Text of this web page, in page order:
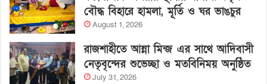
বৌদ্ধ বিহারে হামলা, মূর্তি ও ঘর ভাঙচুর
August 1, 2026
রাজশাহীতে আন্না মিন্জ এর সাথে আদিবাসী
নেতৃবৃন্দের শুভেচ্ছা ও মতবিনিময় অনুষ্ঠিত
July 31, 2026